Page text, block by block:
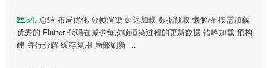
54. 总结 布局优化 分帧渲染 延迟加载 数据预取 懒解析 按需加载
优秀的 Flutter 代码在减少每次帧渲染过程的更新数据 错峰加载 预构
建 并行分解 缓存复用 局部刷新 …